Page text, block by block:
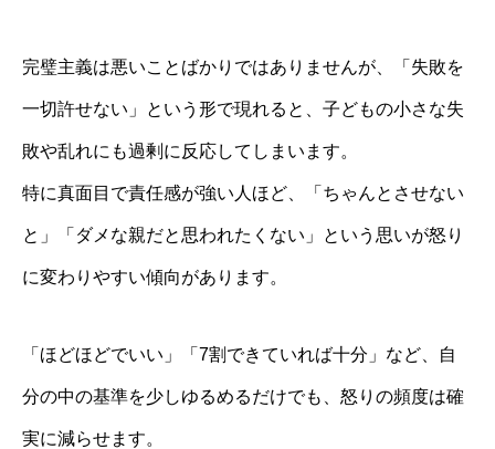
完璧主義は悪いことばかりではありませんが、「失敗を
一切許せない」という形で現れると、子どもの小さな失
敗や乱れにも過剰に反応してしまいます。
特に真面目で責任感が強い人ほど、「ちゃんとさせない
と」「ダメな親だと思われたくない」という思いが怒り
に変わりやすい傾向があります。
「ほどほどでいい」「7割できていれば十分」など、自
分の中の基準を少しゆるめるだけでも、怒りの頻度は確
実に減らせます。